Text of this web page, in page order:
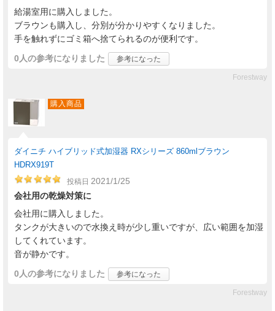
給湯室用に購入しました。
ブラウンも購入し、分別が分かりやすくなりました。
手を触れずにゴミ箱へ捨てられるのが便利です。
0人の参考になりました 参考になった
Forestway
購入商品
ダイニチ ハイブリッド式加湿器 RXシリーズ 860mlブラウン
HDRX919T
投稿日 2021/1/25
会社用の乾燥対策に
会社用に購入しました。
タンクが大きいので水換え時が少し重いですが、広い範囲を加湿
してくれています。
音が静かです。
0人の参考になりました 参考になった
Forestway